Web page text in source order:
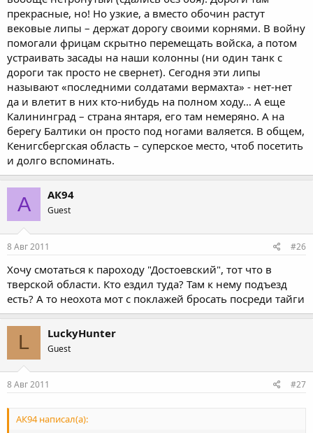
прекрасные, но! Но узкие, а вместо обочин растут
вековые липы – держат дорогу своими корнями. В войну
помогали фрицам скрытно перемещать войска, а потом
устраивать засады на наши колонны (ни один танк с
дороги так просто не свернет). Сегодня эти липы
называют «последними солдатами вермахта» - нет-нет
да и влетит в них кто-нибудь на полном ходу… А еще
Калининград – страна янтаря, его там немеряно. А на
берегу Балтики он просто под ногами валяется. В общем,
Кенигсбергская область – суперское место, чтоб посетить
и долго вспоминать.
А АК94
Guest
8 Авг 2011 #26
Хочу смотаться к пароходу "Достоевский", тот что в
тверской области. Кто ездил туда? Там к нему подъезд
есть? А то неохота мот с поклажей бросать посреди тайги
L LuckyHunter
Guest
8 Авг 2011 #27
АК94 написал(а):